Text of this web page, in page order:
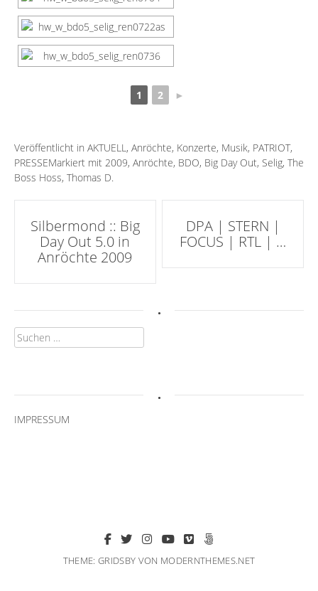
1 2 ►
Veröffentlicht in AKTUELL , Anröchte, Konzerte, Musik, PATRIOT,
PRESSEMarkiert mit 2009, Anröchte, BDO, Big Day Out, Selig, The
Boss Hoss, Thomas D.
Artikel-
Navigation
Silbermond :: Big
Day Out 5.0 in
Anröchte 2009
DPA | STERN |
FOCUS | RTL | …
.
Suchen
nach:
.
IMPRESSUM
THEME: GRIDSBY VON MODERNTHEMES.NET